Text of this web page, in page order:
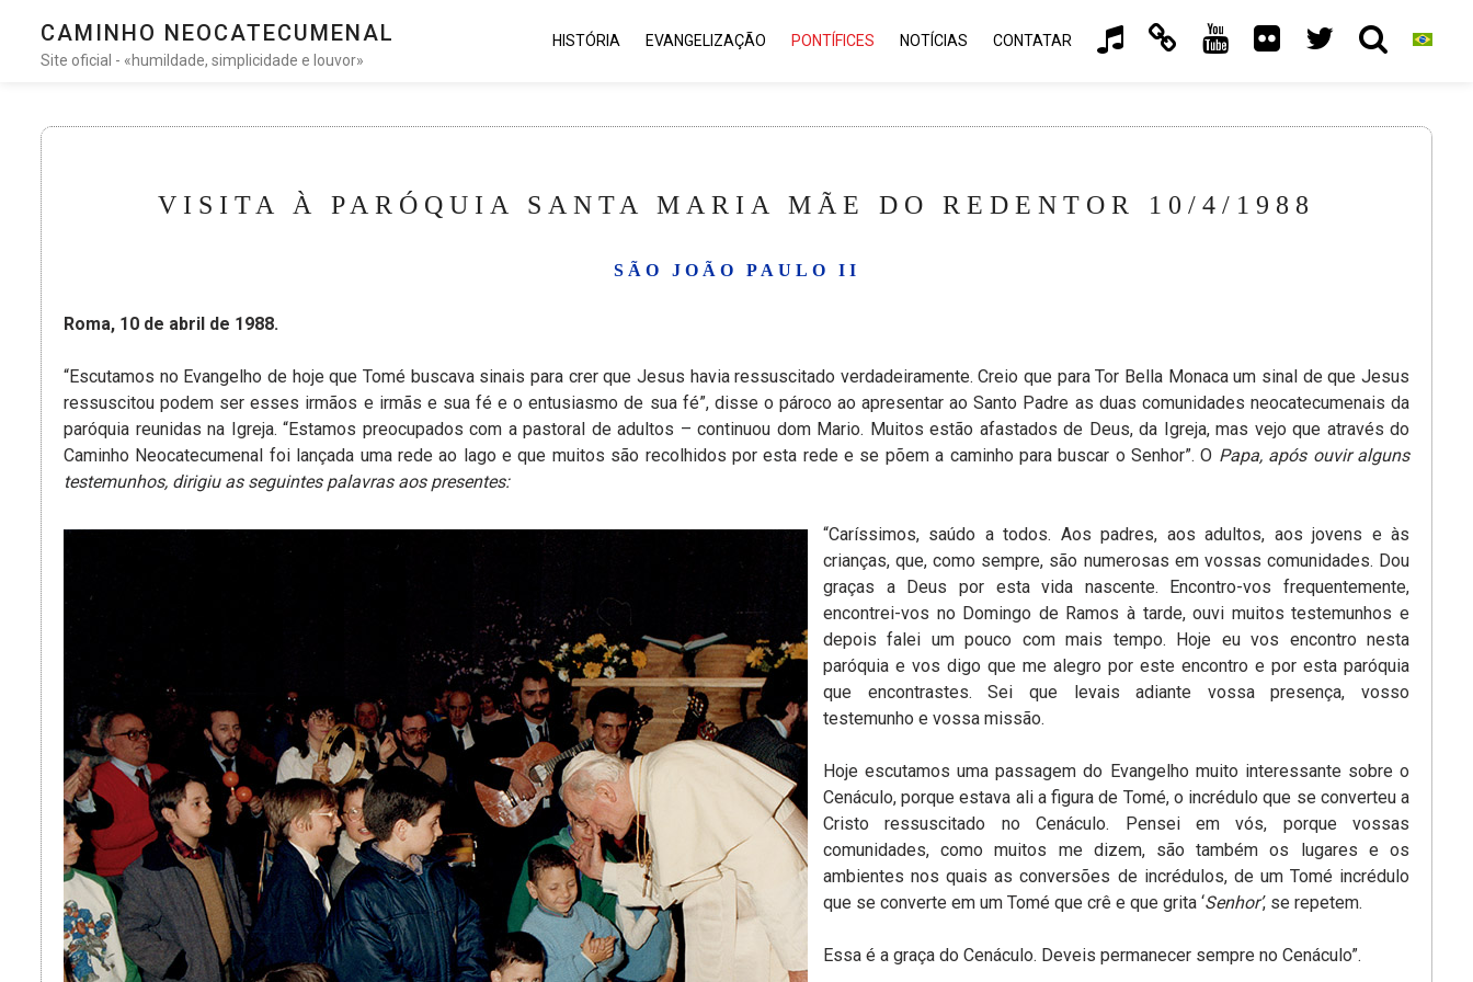
CAMINHO NEOCATECUMENAL
Site oficial - «humildade, simplicidade e louvor»
HISTÓRIA EVANGELIZAÇÃO PONTÍFICES NOTÍCIAS CONTATAR
VISITA À PARÓQUIA SANTA MARIA MÃE DO REDENTOR 10/4/1988
SÃO JOÃO PAULO II
Roma, 10 de abril de 1988.
“Escutamos no Evangelho de hoje que Tomé buscava sinais para crer que Jesus havia ressuscitado verdadeiramente. Creio que para Tor Bella Monaca um sinal de que Jesus
ressuscitou podem ser esses irmãos e irmãs e sua fé e o entusiasmo de sua fé”, disse o pároco ao apresentar ao Santo Padre as duas comunidades neocatecumenais da
paróquia reunidas na Igreja. “Estamos preocupados com a pastoral de adultos – continuou dom Mario. Muitos estão afastados de Deus, da Igreja, mas vejo que através do
Caminho Neocatecumenal foi lançada uma rede ao lago e que muitos são recolhidos por esta rede e se põem a caminho para buscar o Senhor”. O Papa, após ouvir alguns
testemunhos, dirigiu as seguintes palavras aos presentes:
“Caríssimos, saúdo a todos. Aos padres, aos adultos, aos jovens e às
crianças, que, como sempre, são numerosas em vossas comunidades. Dou
graças a Deus por esta vida nascente. Encontro-vos frequentemente,
encontrei-vos no Domingo de Ramos à tarde, ouvi muitos testemunhos e
depois falei um pouco com mais tempo. Hoje eu vos encontro nesta
paróquia e vos digo que me alegro por este encontro e por esta paróquia
que encontrastes. Sei que levais adiante vossa presença, vosso
testemunho e vossa missão.
Hoje escutamos uma passagem do Evangelho muito interessante sobre o
Cenáculo, porque estava ali a figura de Tomé, o incrédulo que se converteu a
Cristo ressuscitado no Cenáculo. Pensei em vós, porque vossas
comunidades, como muitos me dizem, são também os lugares e os
ambientes nos quais as conversões de incrédulos, de um Tomé incrédulo
que se converte em um Tomé que crê e que grita ‘Senhor’, se repetem.
Essa é a graça do Cenáculo. Deveis permanecer sempre no Cenáculo”.